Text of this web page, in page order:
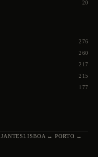
20
276
260
217
215
177
LISBOA ↔ PORTO ↔